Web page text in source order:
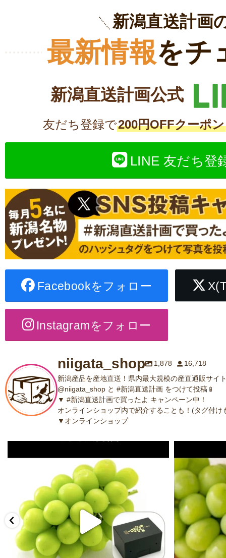
新潟直送計画
最新情報をチ
新潟直送計画公式
友だち登録で200円OFFクーポン
LINE 友だち登
Facebookをフォロー
Instagramをフォロー
niigata_shop 1,878
16,718
新潟産品を産地直送！県内最大規模の産直通販サイ
@niigata_shop と #新潟直送計画 をつけて投稿📱
▼ #新潟直送計画で買ったよ キャンペーン中！
オンラインショップ内で紹介することも！(タグ付け
▼オンラインショップ